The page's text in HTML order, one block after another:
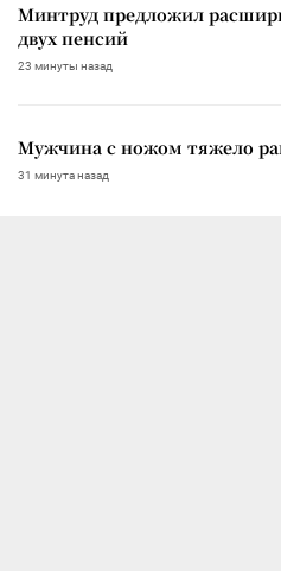
Минтруд предложил
двух пенсий
23 минуты назад
Мужчина с ножом тяжело
31 минута назад